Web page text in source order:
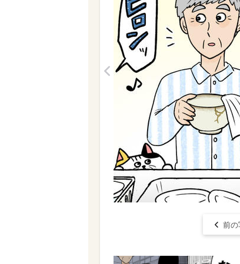
前の